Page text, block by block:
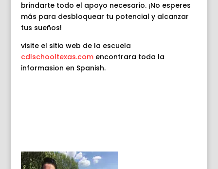
brindarte todo el apoyo necesario. ¡No esperes
más para desbloquear tu potencial y alcanzar
tus sueños!
visite el sitio web de la escuela
cdlschooltexas.comencontrara toda la
informasion en Spanish.